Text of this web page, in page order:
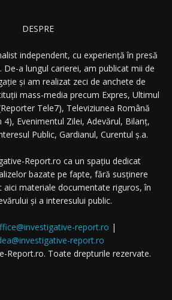
DESPRE
independent, cu experiență în presă
De-a lungul carierei, am publicat mii de
și am realizat zeci de anchete de
mass-media precum Expres, Ultimul
Tele7), Televiziunea Română
4), Evenimentul Zilei, Adevărul, Bilanț,
Public, Gardianul, Curentul ș.a.
Report.ro ca un spațiu dedicat
bazate pe fapte, fără susținere
aici materiale documentate riguros, în
și a interesului public.
report.ro |
report.ro
Report.ro. Toate drepturile rezervate.